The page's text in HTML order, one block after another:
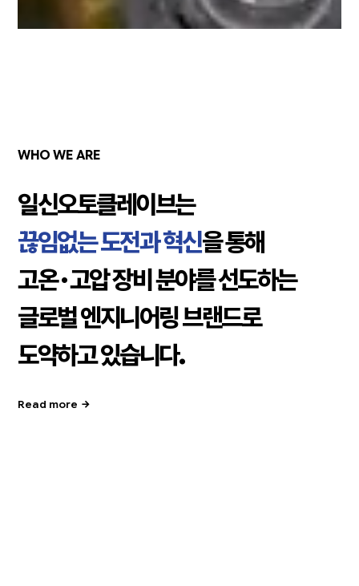
WHO WE ARE
일신오토클레이브는
끊임없는 도전과 혁신을 통해
고온 · 고압 장비 분야를 선도하는
글로벌 엔지니어링 브랜드로
도약하고 있습니다.
Read more